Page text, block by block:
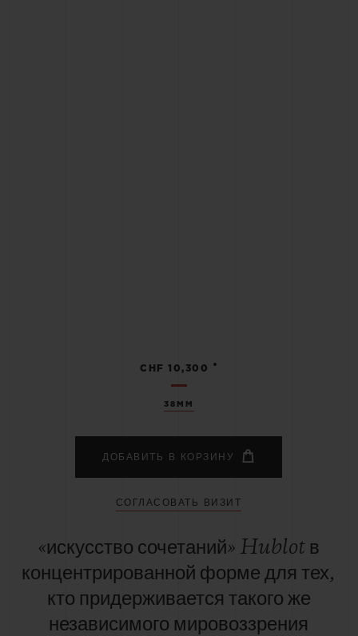
38MM
CHF 10,300 •
ДОБАВИТЬ В КОРЗИНУ
СОГЛАСОВАТЬ ВИЗИТ
«искусство сочетаний» Hublot в
концентрированной форме для тех,
кто придерживается такого же
независимого мировоззрения